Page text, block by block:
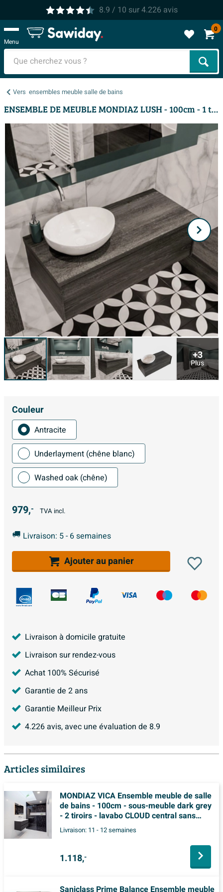
8.9 / 10 sur4.226 avis
Menu
0
Vers ensembles meuble salle de bains
ENSEMBLE DE MEUBLE MONDIAZ LUSH - 100cm - 1 tiroir - lavabo BARCO - vasque à gauche - 0 trous de robinet - anthracite
+3
Plus
Couleur
Antracite
Underlayment (chêne blanc)
Washed oak (chêne)
979,- TVA incl.
Livraison: 5 - 6 semaines
Ajouter au panier
Livraison à domicile gratuite
Livraison sur rendez-vous
Achat 100% Sécurisé
Garantie de 2 ans
Garantie Meilleur Prix
4.226avis, avec une évaluation de 8.9
Articles similaires
MONDIAZ VICA Ensemble meuble de salle
de bains - 100cm - sous-meuble dark grey
- 2 tiroirs - lavabo CLOUD central sans
trous de robinet - version XL 60cm de haut
Livraison: 11 - 12 semaines
1.118,-
Saniclass Prime Balance Ensemble meuble